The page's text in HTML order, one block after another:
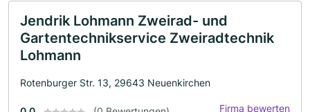
Jendrik Lohmann Zweirad- und
Gartentechnikservice Zweiradtechnik
Lohmann
Rotenburger Str. 13, 29643 Neuenkirchen
Firma bewerten